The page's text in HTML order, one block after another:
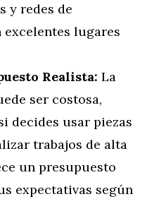
y redes de
excelentes lugares
Realista: La
ser costosa,
decides usar piezas
trabajos de alta
un presupuesto
expectativas según